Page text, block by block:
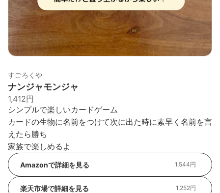
すごろくや
ナンジャモンジャ
1,412円
シンプルで楽しいカードゲーム
カードの生物に名前をつけて次に出た時に素早く名前を言
えたら勝ち
家族で楽しめるよ
Amazonで詳細を見る 1,544円
楽天市場で詳細を見る 1,252円